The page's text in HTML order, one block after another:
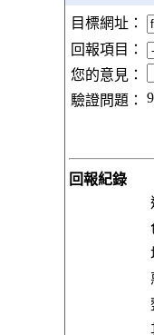
目標網址：
回報項目：
您的意見：
驗證問題：
回報紀錄